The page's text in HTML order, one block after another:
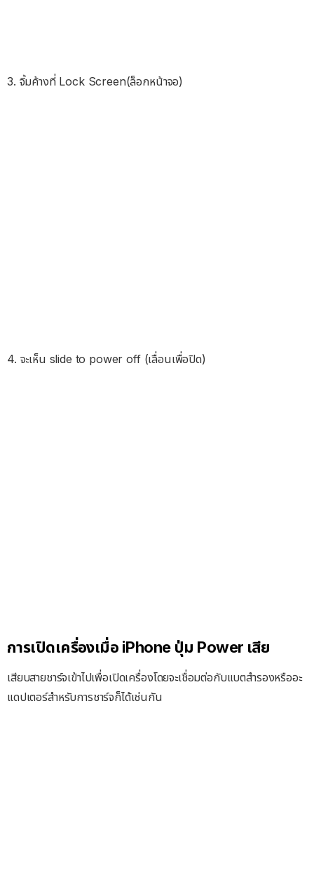
3. จิ้มค้างที่ Lock Screen(ล็อกหน้าจอ)
4. จะเห็น slide to power off (เลื่อนเพื่อปิด)
การเปิดเครื่องเมื่อ iPhone ปุ่ม Power เสีย
เสียบสายชาร์จเข้าไปเพื่อเปิดเครื่องโดยจะเชื่อมต่อกับแบตสำรองหรืออะ
แดปเตอร์สำหรับการชาร์จก็ได้เช่นกัน